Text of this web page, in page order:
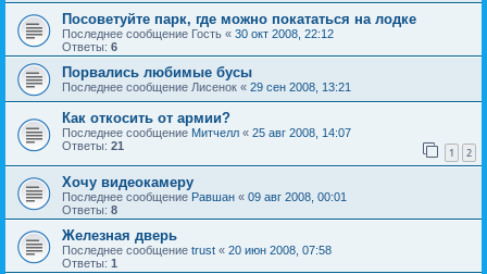
Посоветуйте парк, где можно покататься на лодке
Последнее сообщение Гость « 30 окт 2008, 22:12
Ответы: 6
Порвались любимые бусы
Последнее сообщение Лисенок « 29 сен 2008, 13:21
Как откосить от армии?
Последнее сообщение Митчелл « 25 авг 2008, 14:07
Ответы: 21 1 2
Хочу видеокамеру
Последнее сообщение Равшан « 09 авг 2008, 00:01
Ответы: 8
Железная дверь
Последнее сообщение trust « 20 июн 2008, 07:58
Ответы: 1